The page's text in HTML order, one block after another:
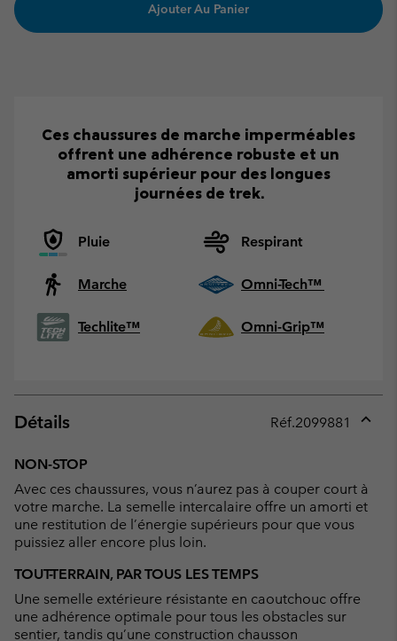
Ajouter Au Panier
Ces chaussures de marche imperméables
offrent une adhérence robuste et un
amorti supérieur pour des longues
journées de trek.
Pluie Respirant
Marche Omni-Tech™
Techlite™ Omni-Grip™
Détails Réf.2099881
NON-STOP
Avec ces chaussures, vous n’aurez pas à couper court à
votre marche. La semelle intercalaire offre un amorti et
une restitution de l’énergie supérieurs pour que vous
puissiez aller encore plus loin.
TOUT-TERRAIN, PAR TOUS LES TEMPS
Une semelle extérieure résistante en caoutchouc offre
une adhérence optimale pour tous les obstacles sur
sentier, tandis qu’une construction chausson